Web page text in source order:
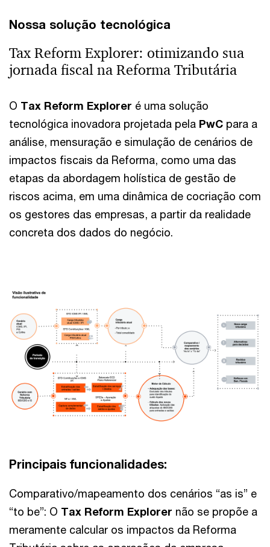
Nossa solução tecnológica
Tax Reform Explorer: otimizando sua
jornada fiscal na Reforma Tributária
O Tax Reform Explorer é uma solução
tecnológica inovadora projetada pela PwC para a
análise, mensuração e simulação de cenários de
impactos fiscais da Reforma, como uma das
etapas da abordagem holística de gestão de
riscos acima, em uma dinâmica de cocriação com
os gestores das empresas, a partir da realidade
concreta dos dados do negócio.
Principais funcionalidades:
Comparativo/mapeamento dos cenários “as is” e
“to be”: O Tax Reform Explorer não se propõe a
meramente calcular os impactos da Reforma